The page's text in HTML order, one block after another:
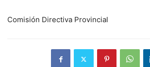
Comisión Directiva Provincial